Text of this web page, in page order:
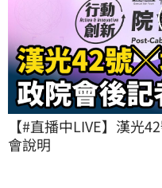
【#直播中LIVE】漢光
會說明